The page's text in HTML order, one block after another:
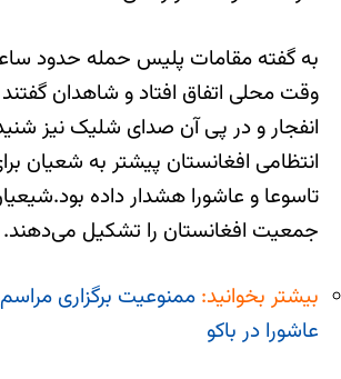
وقت محلی اتفاق افتاد و شاهدان
انفجار و در پی آن صدای شلیک نیز
انتظامی افغانستان پیشتر به شعیان
جمعیت افغانستان را تشکیل می‌دهند.
بیشتر بخوانید: ممنوعیت برگزاری
عاشورا در باکو